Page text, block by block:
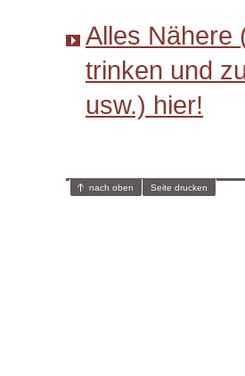
Alles Nähere
trinken und
usw.) hier!
nach oben Seite drucken